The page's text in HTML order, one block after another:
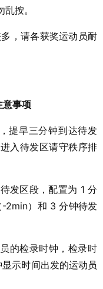
按。
，请各获奖运动员耐
事项
提早三分钟到达待发
入待发区请守秩序排
区段，配置为 1 分
2min）和 3 分钟待发
的检录时钟，检录时
示时间出发的运动员